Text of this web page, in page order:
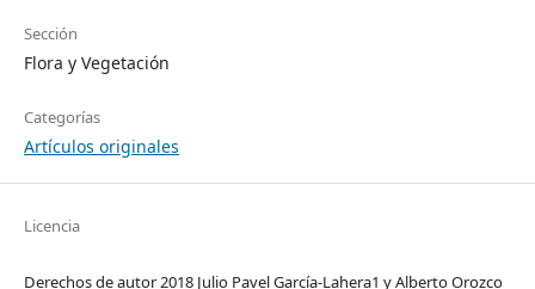
Sección
Flora y Vegetación
Categorías
Artículos originales
Licencia
Derechos de autor 2018 Julio Pavel García-Lahera1 y Alberto Orozco